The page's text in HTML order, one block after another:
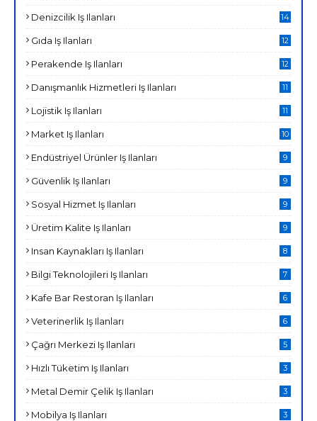
Denizcilik Iş Ilanları 14
Gıda Iş Ilanları 12
Perakende Iş Ilanları 12
Danışmanlık Hizmetleri Iş Ilanları 11
Lojistik Iş Ilanları 11
Market Iş Ilanları 10
Endüstriyel Ürünler Iş Ilanları 9
Güvenlik Iş Ilanları 9
Sosyal Hizmet Iş Ilanları 9
Üretim Kalite Iş Ilanları 9
Insan Kaynakları Iş Ilanları 8
Bilgi Teknolojileri Iş Ilanları 7
Kafe Bar Restoran Iş Ilanları 6
Veterinerlik Iş Ilanları 6
Çağrı Merkezi Iş Ilanları 5
Hızlı Tüketim Iş Ilanları 3
Metal Demir Çelik Iş Ilanları 3
Mobilya Iş Ilanları 3